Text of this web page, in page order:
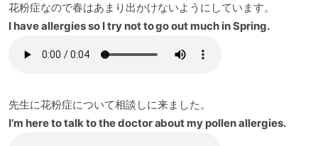
花粉症なので春はあまり出かけないようにしています。
I have allergies so I try not to go out much in Spring.
先生に花粉症について相談しに来ました。
I’m here to talk to the doctor about my pollen allergies.